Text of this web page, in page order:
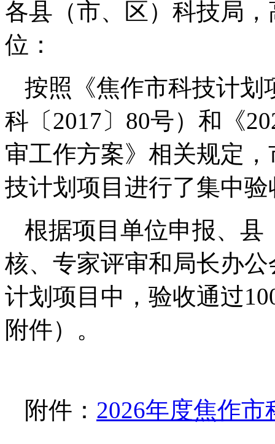
各县（市、区）科技局
位：
按照《焦作市科技计划
科〔2017〕80号）和《
审工作方案》相关规定
技计划项目进行了集中
根据项目单位申报、县
核、专家评审和局长办
计划项目中，验收通过
附件）。
附件： 2026年度焦作